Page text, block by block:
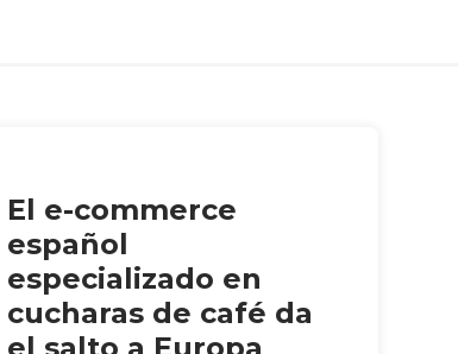
El e-commerce
español
especializado en
cucharas de café da